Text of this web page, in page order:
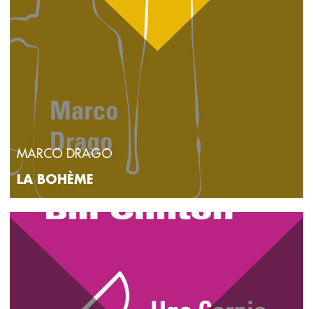
MARCO DRAGO
LA BOHÈME